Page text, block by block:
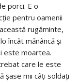
porci. E o
pentru oamenii
rugăminte,
încât mănâncă şi
este moartea.
care le este
şase mii câţi soldaţi